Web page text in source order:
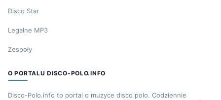
Disco Star
Legalne MP3
Zespoły
O PORTALU DISCO-POLO.INFO
Disco-Polo.info to portal o muzyce disco polo. Codziennie